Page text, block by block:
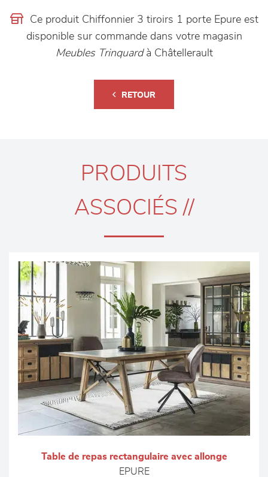
Ce produit Chiffonnier 3 tiroirs 1 porte Epure est
disponible sur commande dans votre magasin
Meubles Trinquard à Châtellerault
RETOUR
PRODUITS
ASSOCIÉS //
Table de repas rectangulaire avec allonge
EPURE